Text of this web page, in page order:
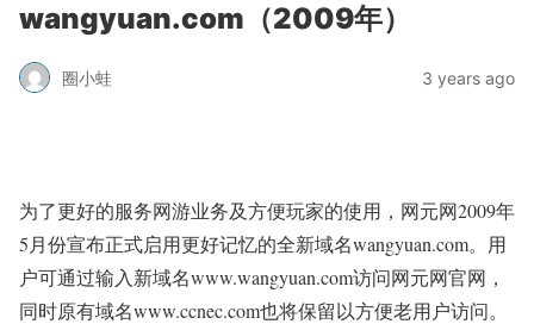
wangyuan.com（2009年）
圈小蛙 3 years ago
为了更好的服务网游业务及方便玩家的使用，网元网2009年
5月份宣布正式启用更好记忆的全新域名wangyuan.com。用
户可通过输入新域名www.wangyuan.com访问网元网官网，
同时原有域名www.ccnec.com也将保留以方便老用户访问。